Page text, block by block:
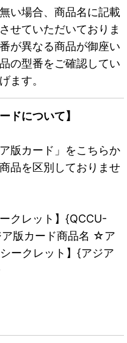
い場合、商品名に記載
せていただいておりま
が異なる商品が御座い
の型番をご確認してい
ます。
ドについて】
版カード」をこちらか
品を区別しておりませ
クレット】{QCCU-
版カード商品名 ☆ア
ークレット】{アジア